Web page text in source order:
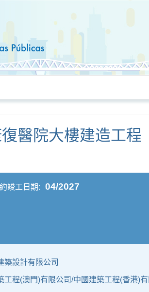
醫院大樓建造工程
竣工日期: 04/2027
築設計有限公司
工程(澳門)有限公司/中國建築工程(香港)